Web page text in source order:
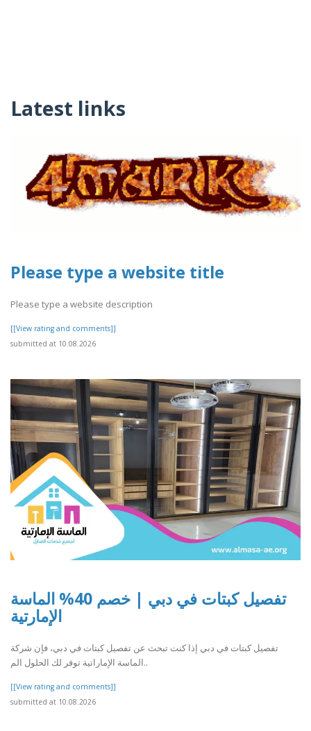
Latest links
Please type a website title
Please type a website description
[[View rating and comments]]
submitted at 10.08.2026
تفصيل كبتات في دبي | خصم 40% الماسة
الإمارتية
تفصيل كبتات في دبي إذا كنت تبحث عن تفصيل كبتات في دبي، فإن شركة
الماسة الإماراتية توفر لك الحلول الم..
[[View rating and comments]]
submitted at 10.08.2026